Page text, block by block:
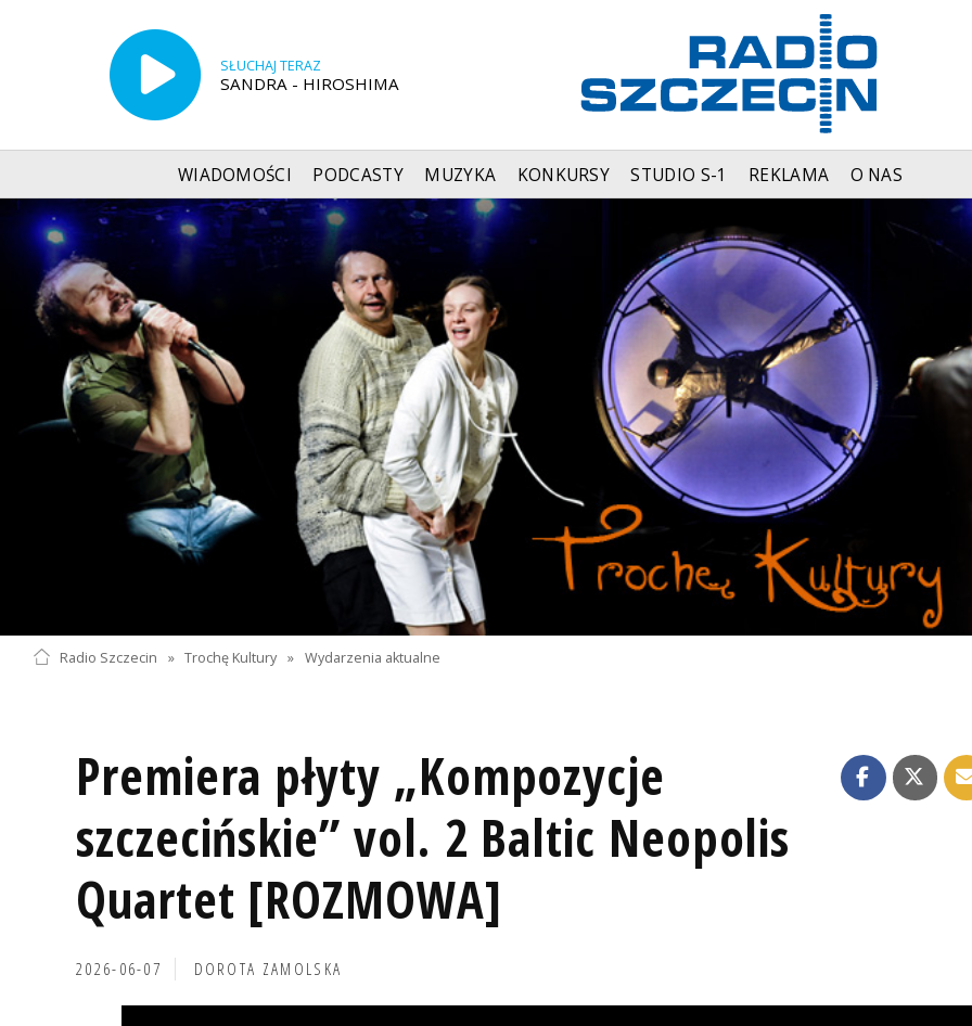
SŁUCHAJ TERAZ
SANDRA - HIROSHIMA
WIADOMOŚCI PODCASTY MUZYKA KONKURSY STUDIO S-1 REKLAMA O NAS
Radio Szczecin » Trochę Kultury » Wydarzenia aktualne
Premiera płyty „Kompozycje
szczecińskie” vol. 2 Baltic Neopolis
Quartet [ROZMOWA]
2026-06-07 DOROTA ZAMOLSKA